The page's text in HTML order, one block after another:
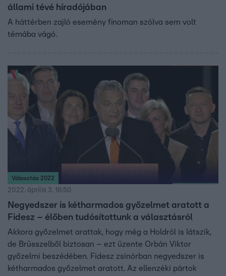
állami tévé híradójában
A háttérben zajló esemény finoman szólva sem volt
témába vágó.
Választás 2022
2022. április 3. 16:50
Negyedszer is kétharmados győzelmet aratott a
Fidesz – élőben tudósítottunk a választásról
Akkora győzelmet arattak, hogy még a Holdról is látszik,
de Brüsszelből biztosan – ezt üzente Orbán Viktor
győzelmi beszédében. Fidesz zsinórban negyedszer is
kétharmados győzelmet aratott. Az ellenzéki pártok